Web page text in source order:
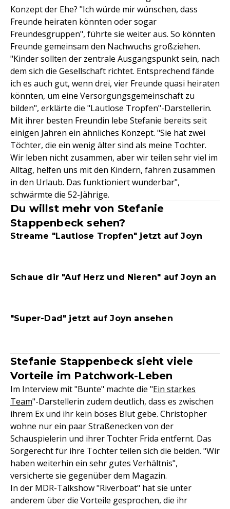
Konzept der Ehe? "Ich würde mir wünschen, dass
Freunde heiraten könnten oder sogar
Freundesgruppen", führte sie weiter aus. So könnten
Freunde gemeinsam den Nachwuchs großziehen.
"Kinder sollten der zentrale Ausgangspunkt sein, nach
dem sich die Gesellschaft richtet. Entsprechend fände
ich es auch gut, wenn drei, vier Freunde quasi heiraten
könnten, um eine Versorgungsgemeinschaft zu
bilden", erklärte die "Lautlose Tropfen"-Darstellerin.
Mit ihrer besten Freundin lebe Stefanie bereits seit
einigen Jahren ein ähnliches Konzept. "Sie hat zwei
Töchter, die ein wenig älter sind als meine Tochter.
Wir leben nicht zusammen, aber wir teilen sehr viel im
Alltag, helfen uns mit den Kindern, fahren zusammen
in den Urlaub. Das funktioniert wunderbar",
schwärmte die 52-Jährige.
Du willst mehr von Stefanie
Stappenbeck sehen?
Streame "Lautlose Tropfen" jetzt auf Joyn
Schaue dir "Auf Herz und Nieren" auf Joyn an
"Super-Dad" jetzt auf Joyn ansehen
Stefanie Stappenbeck sieht viele
Vorteile im Patchwork-Leben
Im Interview mit "Bunte" machte die "Ein starkes
Team"-Darstellerin zudem deutlich, dass es zwischen
ihrem Ex und ihr kein böses Blut gebe. Christopher
wohne nur ein paar Straßenecken von der
Schauspielerin und ihrer Tochter Frida entfernt. Das
Sorgerecht für ihre Tochter teilen sich die beiden. "Wir
haben weiterhin ein sehr gutes Verhältnis",
versicherte sie gegenüber dem Magazin.
In der MDR-Talkshow "Riverboat" hat sie unter
anderem über die Vorteile gesprochen, die ihr